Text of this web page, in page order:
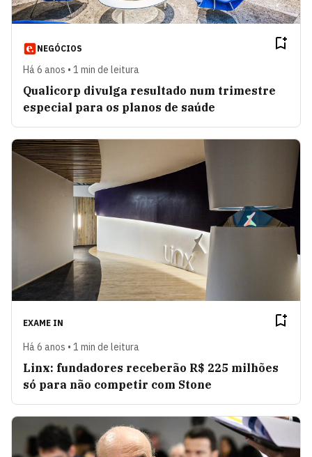
NEGÓCIOS
Há 6 anos • 1 min de leitura
Qualicorp divulga resultado num trimestre
especial para os planos de saúde
EXAME IN
Há 6 anos • 1 min de leitura
Linx: fundadores receberão R$ 225 milhões
só para não competir com Stone